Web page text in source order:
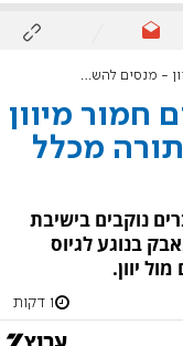
את התורה מכלל ישראל
חמור מיוון
מכלל
נוקבים בישיבת
בנוגע לגיוס
יוון.
1 דקות